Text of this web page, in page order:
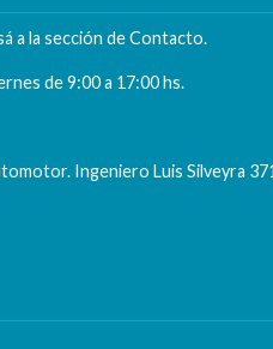
a la sección deContacto.
de9:00 a 17:00 hs.
Ingeniero Luis Silveyra